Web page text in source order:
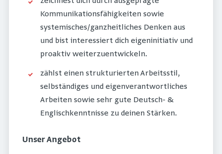
Kommunikationsfähigkeiten sowie
systemisches/ganzheitliches Denken aus
und bist interessiert dich eigeninitiativ und
proaktiv weiterzuentwickeln.
zählst einen strukturierten Arbeitsstil,
selbständiges und eigenverantwortliches
Arbeiten sowie sehr gute Deutsch- &
Englischkenntnisse zu deinen Stärken.
Unser Angebot